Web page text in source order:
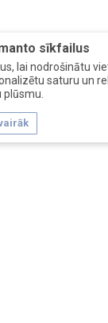
sīkfailus
lai nodrošinātu
saturu un